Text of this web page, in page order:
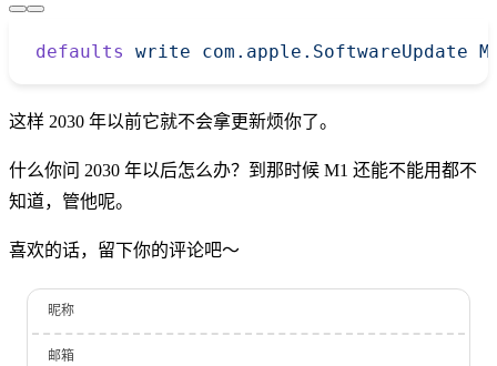
defaults write com.apple.SoftwareUpdate
这样 2030 年以前它就不会拿更新烦你了。
什么你问 2030 年以后怎么办？到那时候 M1 还能不能用都不
知道，管他呢。
喜欢的话，留下你的评论吧～
昵称
邮箱